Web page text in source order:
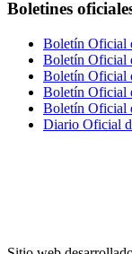
Boletines
Boletín Oficial
Boletín Oficial
Boletín Oficial
Boletín Oficial
Boletín Oficial
Diario Oficial